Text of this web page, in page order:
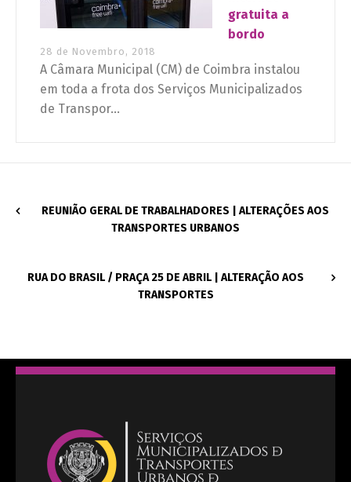
gratuita a
bordo
28 de Novembro, 2018
A Câmara Municipal (CM) de Coimbra instalou
em toda a frota dos Serviços Municipalizados
de Transpor...
REUNIÃO GERAL DE TRABALHADORES | ALTERAÇÕES AOS
TRANSPORTES URBANOS
RUA DO BRASIL / PRAÇA 25 DE ABRIL | ALTERAÇÃO AOS
TRANSPORTES